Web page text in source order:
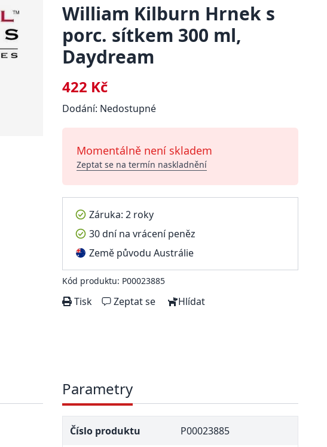
William Kilburn Hrnek s
porc. sítkem 300 ml,
Daydream
422 Kč
Dodání: Nedostupné
Momentálně není skladem
Zeptat se na termín naskladnění
Záruka: 2 roky
30 dní na vrácení peněz
Země původu Austrálie
Kód produktu: P00023885
Tisk Zeptat se Hlídat
Parametry
Číslo produktu P00023885